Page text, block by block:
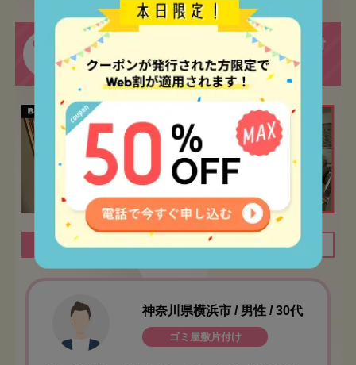
CASE
02
ご自宅で大量に溜まってしまった本の片付
けのお手伝いをさせていただきました！
間取り 1LDK 作業時間 1時間
神奈川県横浜市 / 男性 / 30代
ゴミ屋敷片付け